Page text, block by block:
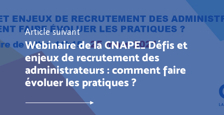
Article suivant
Webinaire de la CNAPE_ Défis et
enjeux de recrutement des
administrateurs : comment faire
évoluer les pratiques ?